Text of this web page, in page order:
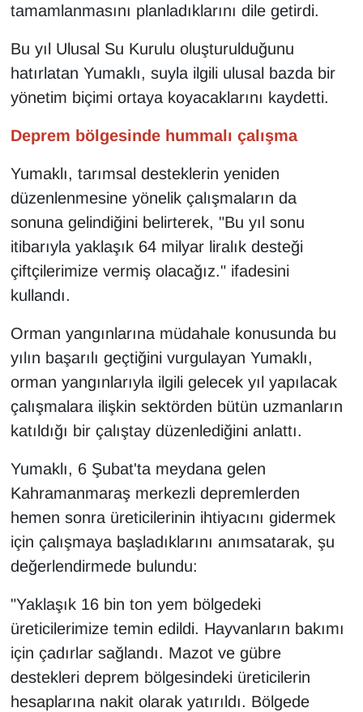
tamamlanmasını planladıklarını dile getirdi.
Bu yıl Ulusal Su Kurulu oluşturulduğunu
hatırlatan Yumaklı, suyla ilgili ulusal bazda bir
yönetim biçimi ortaya koyacaklarını kaydetti.
Deprem bölgesinde hummalı çalışma
Yumaklı, tarımsal desteklerin yeniden
düzenlenmesine yönelik çalışmaların da
sonuna gelindiğini belirterek, "Bu yıl sonu
itibarıyla yaklaşık 64 milyar liralık desteği
çiftçilerimize vermiş olacağız." ifadesini
kullandı.
Orman yangınlarına müdahale konusunda bu
yılın başarılı geçtiğini vurgulayan Yumaklı,
orman yangınlarıyla ilgili gelecek yıl yapılacak
çalışmalara ilişkin sektörden bütün uzmanların
katıldığı bir çalıştay düzenlediğini anlattı.
Yumaklı, 6 Şubat'ta meydana gelen
Kahramanmaraş merkezli depremlerden
hemen sonra üreticilerinin ihtiyacını gidermek
için çalışmaya başladıklarını anımsatarak, şu
değerlendirmede bulundu:
"Yaklaşık 16 bin ton yem bölgedeki
üreticilerimize temin edildi. Hayvanların bakımı
için çadırlar sağlandı. Mazot ve gübre
destekleri deprem bölgesindeki üreticilerin
hesaplarına nakit olarak yatırıldı. Bölgede
YEREL